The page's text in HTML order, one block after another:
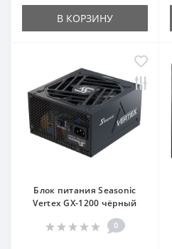
В КОРЗИНУ
Блок питания Seasonic
Vertex GX-1200 чёрный
0